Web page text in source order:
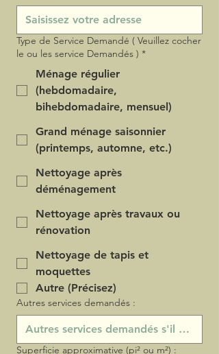
Type de Service Demandé ( Veuillez cocher
le ou les service Demandés ) *
Ménage régulier
(hebdomadaire,
bihebdomadaire, mensuel)
Grand ménage saisonnier
(printemps, automne, etc.)
Nettoyage après
déménagement
Nettoyage après travaux ou
rénovation
Nettoyage de tapis et
moquettes
Autre (Précisez)
Autres services demandés :
Superficie approximative (pi² ou m²) :